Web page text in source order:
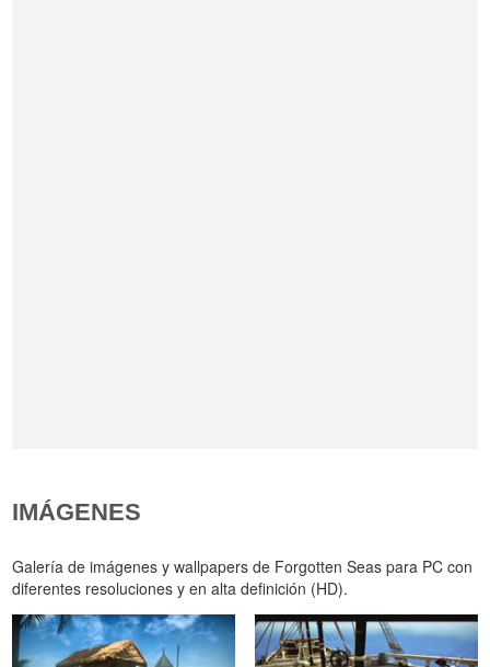
IMÁGENES
Galería de imágenes y wallpapers de Forgotten Seas para PC con
diferentes resoluciones y en alta definición (HD).